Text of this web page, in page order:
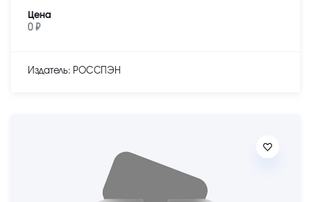
Цена
0 ₽
Издатель: РОССПЭН